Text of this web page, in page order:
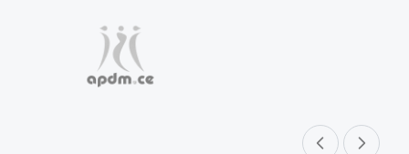
Parceiro anterior
Próximo